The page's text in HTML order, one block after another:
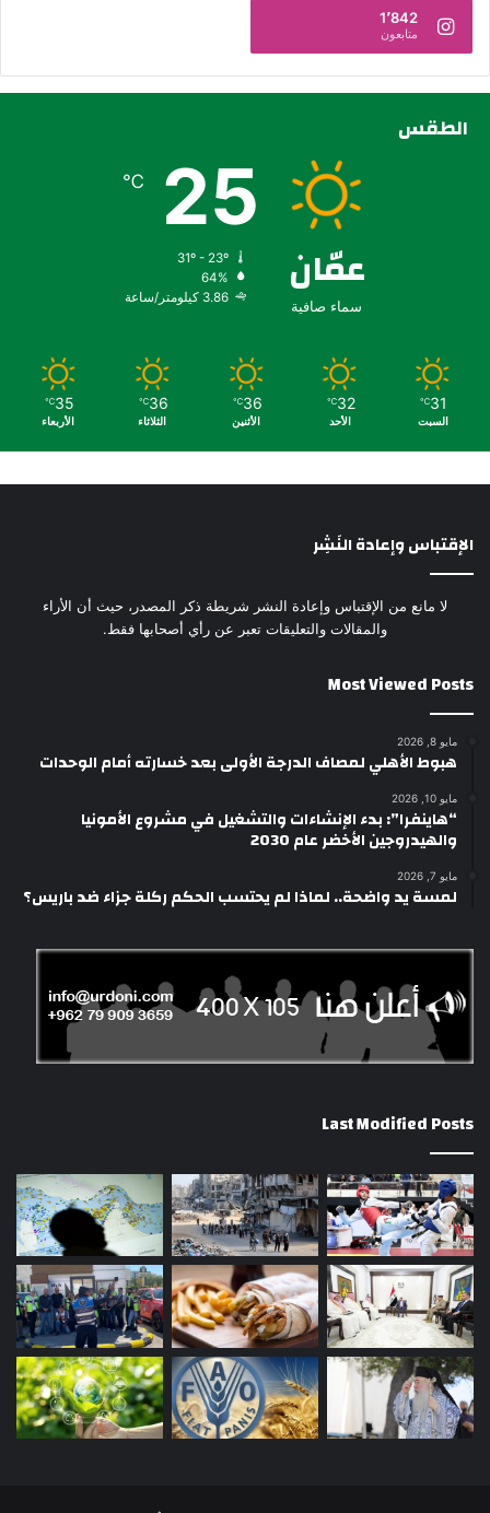
1٬842
متابعون
الطقس
عمّان
سماء صافية
25
℃
64%
3.86 كيلومتر/ساعة
31
℃
السبت
32
℃
الأحد
36
℃
الأثنين
36
℃
الثلاثاء
35
℃
الأربعاء
الإقتباس وإعادة النَشِر
لا مانع من الإقتباس وإعادة النشر شريطة ذكر المصدر، حيث أن الأراء
والمقالات والتعليقات تعبر عن رأي أصحابها فقط.
Most Viewed Posts
مايو 8, 2026
هبوط الأهلي لمصاف الدرجة الأولى بعد خسارته أمام الوحدات
مايو 10, 2026
“هاينفرا”: بدء الإنشاءات والتشغيل في مشروع الأمونيا
والهيدروجين الأخضر عام 2030
مايو 7, 2026
لمسة يد واضحة.. لماذا لم يحتسب الحكم ركلة جزاء ضد باريس؟
Last Modified Posts